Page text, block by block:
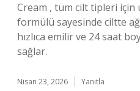
Cream , tüm cilt tipleri
formülü sayesinde ciltte
hızlıca emilir ve 24 saat
sağlar.
Nisan 23, 2026 Yanıtla